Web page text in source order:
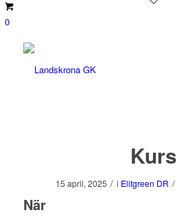
0
Kurs
15 april, 2025 / i Elitgreen DR /
När